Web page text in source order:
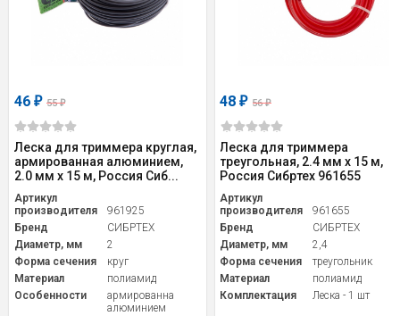
46 ₽ 55₽
Леска для триммера круглая,
армированная алюминием,
2.0 мм х 15 м, Россия Сиб...
Артикул
производителя
961925
Бренд
СИБРТЕХ
Диаметр, мм
2
Форма сечения
круг
Материал
полиамид
Особенности
армированна
алюминием
48₽ 56₽
Леска для триммера
треугольная, 2.4 мм х 15 м,
Россия Сибртех 961655
Артикул
производителя
961655
Бренд
СИБРТЕХ
Диаметр, мм
2,4
Форма сечения
треугольник
Материал
полиамид
Комплектация
Леска - 1 шт